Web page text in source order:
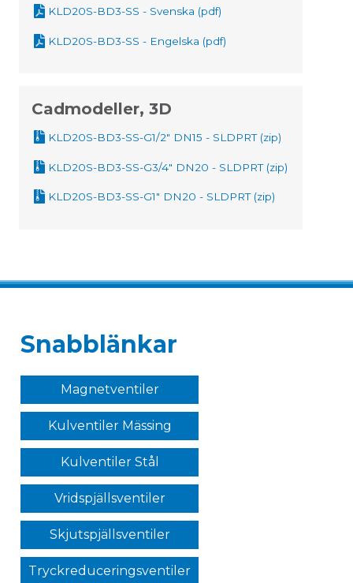
KLD20S-BD3-SS - Svenska (pdf)
KLD20S-BD3-SS - Engelska (pdf)
Cadmodeller, 3D
KLD20S-BD3-SS-G1/2" DN15 - SLDPRT (zip)
KLD20S-BD3-SS-G3/4" DN20 - SLDPRT (zip)
KLD20S-BD3-SS-G1" DN20 - SLDPRT (zip)
Snabblänkar
Magnetventiler
Kulventiler Mässing
Kulventiler Stål
Vridspjällsventiler
Skjutspjällsventiler
Tryckreduceringsventiler